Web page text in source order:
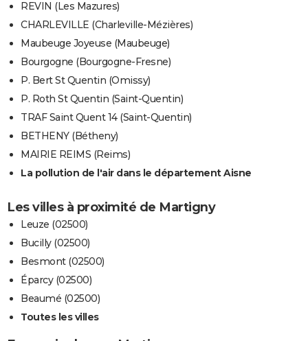
REVIN (Les Mazures)
CHARLEVILLE (Charleville-Mézières)
Maubeuge Joyeuse (Maubeuge)
Bourgogne (Bourgogne-Fresne)
P. Bert St Quentin (Omissy)
P. Roth St Quentin (Saint-Quentin)
TRAF Saint Quent 14 (Saint-Quentin)
BETHENY (Bétheny)
MAIRIE REIMS (Reims)
La pollution de l'air dans le département Aisne
Les villes à proximité de Martigny
Leuze (02500)
Bucilly (02500)
Besmont (02500)
Éparcy (02500)
Beaumé (02500)
Toutes les villes